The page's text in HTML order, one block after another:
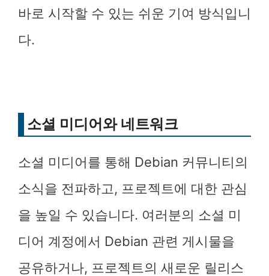
바로 시작할 수 있는 쉬운 기여 방식입니
다.
소셜 미디어와 네트워크
소셜 미디어를 통해 Debian 커뮤니티의
소식을 전파하고, 프로젝트에 대한 관심
을 높일 수 있습니다. 여러분의 소셜 미
디어 계정에서 Debian 관련 게시물을
공유하거나, 프로젝트의 새로운 릴리스